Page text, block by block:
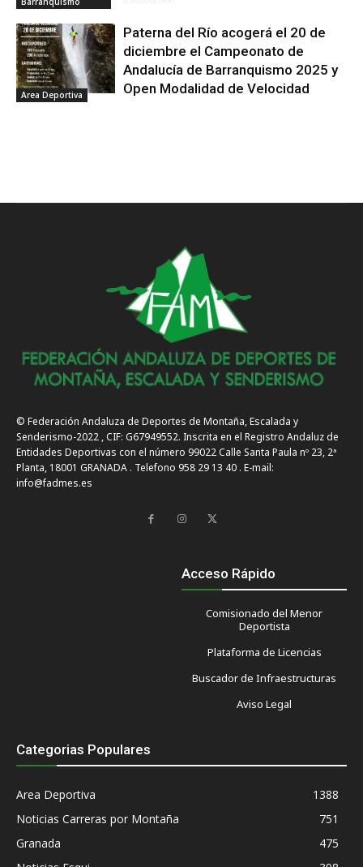
Area Deportiva
Paterna del Río acogerá el 20 de
diciembre el Campeonato de
Andalucía de Barranquismo 2025 y
Open Modalidad de Velocidad
© Federación Andaluza de Deportes de Montaña, Escalada y
Senderismo-2022 , CIF: G67949552. Inscrita en el Registro Andaluz de
Entidades Deportivas con el número 99022 Calle Santa Paula nº 23, 2ª
Planta, 18001 GRANADA . Telefono 958 29 13 40 . E-mail:
info@fadmes.es
Acceso Rápido
Comisionado del Menor
Deportista
Plataforma de Licencias
Buscador de Infraestructuras
Aviso Legal
Categorias Populares
Area Deportiva
1388
Noticias Carreras por Montaña
751
Granada
475